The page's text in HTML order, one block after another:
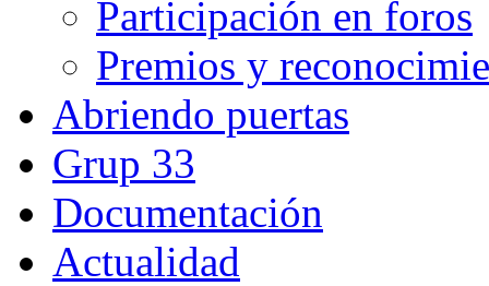
Participación en foros
Premios y
Abriendo puertas
Grup 33
Documentación
Actualidad